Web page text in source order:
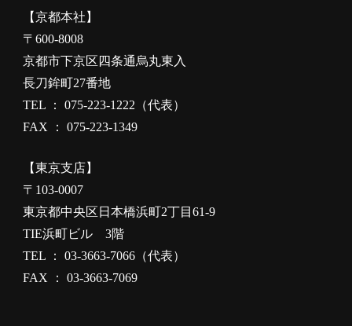
【京都本社】
〒600-8008
京都市下京区四条通烏丸東入
長刀鉾町27番地
TEL ： 075-223-1222（代表）
FAX ： 075-223-1349
【東京支店】
〒103-0007
東京都中央区日本橋浜町2丁目61-9
TIE浜町ビル 3階
TEL ： 03-3663-7066（代表）
FAX ： 03-3663-7069